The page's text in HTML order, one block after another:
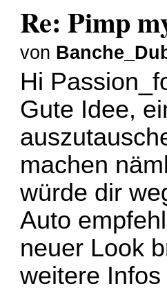
Re: Pimp
von
Hi
Gute Idee,
machen
würde dir
Auto
neuer Look
weitere